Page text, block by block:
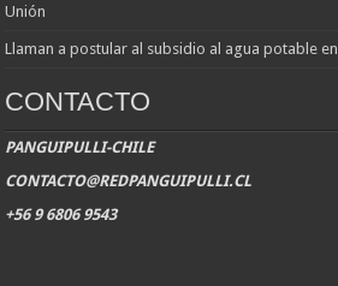
Unión
Llaman a postular al subsidio al agua potable
CONTACTO
PANGUIPULLI-CHILE
CONTACTO@REDPANGUIPULLI.CL
+56 9 6806 9543